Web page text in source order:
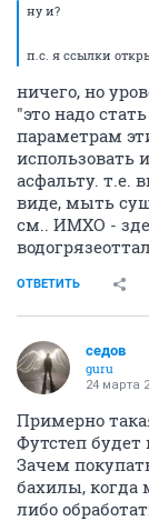
ну и?
п.с. я ссылки
ничего, но
"это надо
параметрам
использовать
асфальту. т.е.
виде, мыть
см.. ИМХО -
ОТВЕТИТЬ
седов
guru
24 марта
Примерно
Футстеп будет
Зачем
бахилы, когда
либо